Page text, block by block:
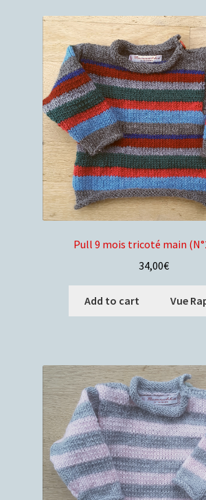
Pull 9 mois tricoté main
34,00€
Add to cart Vue